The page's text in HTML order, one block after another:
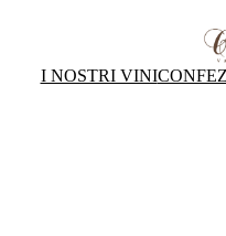
I NOSTRI VINI